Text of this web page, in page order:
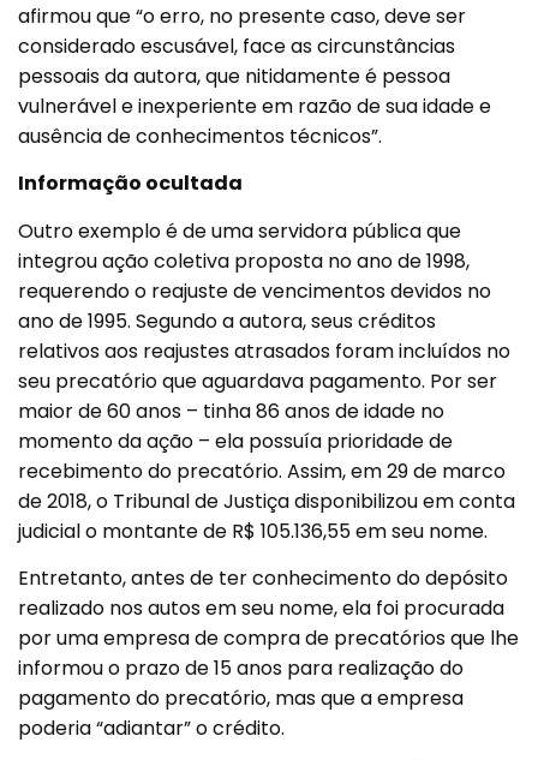
afirmou que “o erro, no presente caso, deve ser
considerado escusável, face as circunstâncias
pessoais da autora, que nitidamente é pessoa
vulnerável e inexperiente em razão de sua idade e
ausência de conhecimentos técnicos”.
Informação ocultada
Outro exemplo é de uma servidora pública que
integrou ação coletiva proposta no ano de 1998,
requerendo o reajuste de vencimentos devidos no
ano de 1995. Segundo a autora, seus créditos
relativos aos reajustes atrasados foram incluídos no
seu precatório que aguardava pagamento. Por ser
maior de 60 anos – tinha 86 anos de idade no
momento da ação – ela possuía prioridade de
recebimento do precatório. Assim, em 29 de marco
de 2018, o Tribunal de Justiça disponibilizou em conta
judicial o montante de R$ 105.136,55 em seu nome.
Entretanto, antes de ter conhecimento do depósito
realizado nos autos em seu nome, ela foi procurada
por uma empresa de compra de precatórios que lhe
informou o prazo de 15 anos para realização do
pagamento do precatório, mas que a empresa
poderia “adiantar” o crédito.